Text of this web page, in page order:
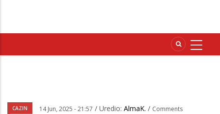
CAZIN 14 Jun, 2025 - 21:57 / Uredio: AlmaK. / Comments